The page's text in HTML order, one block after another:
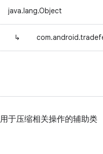
java.lang.Object
↳
用于压缩相关操作的辅助类